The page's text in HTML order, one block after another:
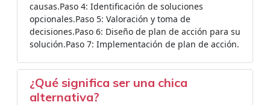
causas.Paso 4: Identificación de soluciones
opcionales.Paso 5: Valoración y toma de
decisiones.Paso 6: Diseño de plan de acción para su
solución.Paso 7: Implementación de plan de acción.
¿Qué significa ser una chica
alternativa?